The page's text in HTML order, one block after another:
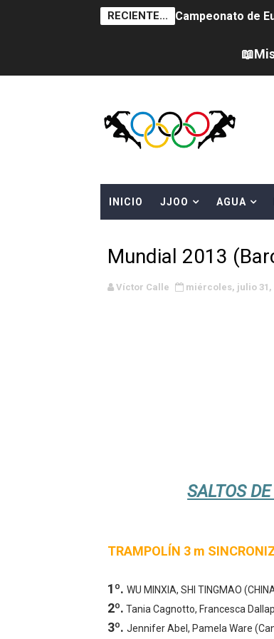
RECIENTE... Tour de Francia
Women's Pro
Campeonato de
Campeonato de
AEW - Adam
Mundial de
Campeonato de
WWE NXT -
Canadian
EFA y AFLE 2026
Grandes éxitos
Campeonato de
Campeonato de
Mundial de
Máxima
Mundial de
Raquel
Athletes Unlimited
INICIO JJOO AGUA
Mundial 2013
Víctor Calle miércoles, julio 31,
SALTOS
TRAMPOLÍN 3 m
1º. WU MINXIA, SHI TINGMAO
2º. Tania Cagnotto, Francesca
3º. Jennifer Abel, Pamela Ware